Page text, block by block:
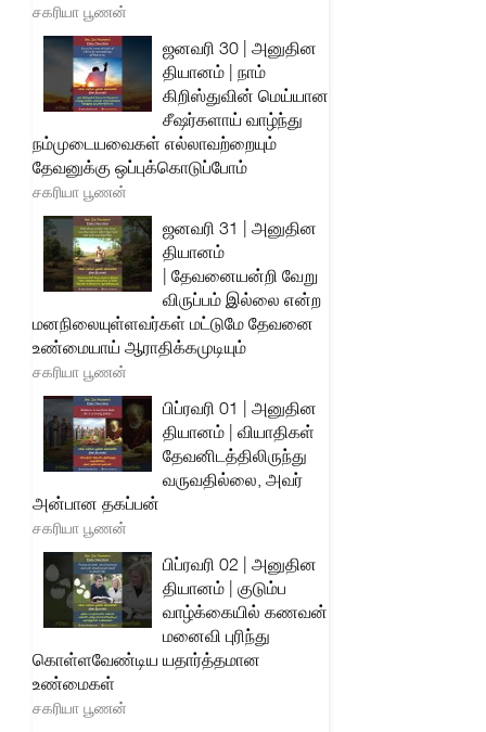
சகரியா பூணன்
ஜனவரி 30 | அனுதின
தியானம் | நாம்
கிறிஸ்துவின் மெய்யான
சீஷர்களாய் வாழ்ந்து
நம்முடையவைகள் எல்லாவற்றையும்
தேவனுக்கு ஒப்புக்கொடுப்போம்
சகரியா பூணன்
ஜனவரி 31 | அனுதின
தியானம்
| தேவனையன்றி வேறு
விருப்பம் இல்லை என்ற
மனநிலையுள்ளவர்கள் மட்டுமே தேவனை
உண்மையாய் ஆராதிக்கமுடியும்
சகரியா பூணன்
பிப்ரவரி 01 | அனுதின
தியானம் | வியாதிகள்
தேவனிடத்திலிருந்து
வருவதில்லை, அவர்
அன்பான தகப்பன்
சகரியா பூணன்
பிப்ரவரி 02 | அனுதின
தியானம் | குடும்ப
வாழ்க்கையில் கணவன்
மனைவி புரிந்து
கொள்ளவேண்டிய யதார்த்தமான
உண்மைகள்
சகரியா பூணன்